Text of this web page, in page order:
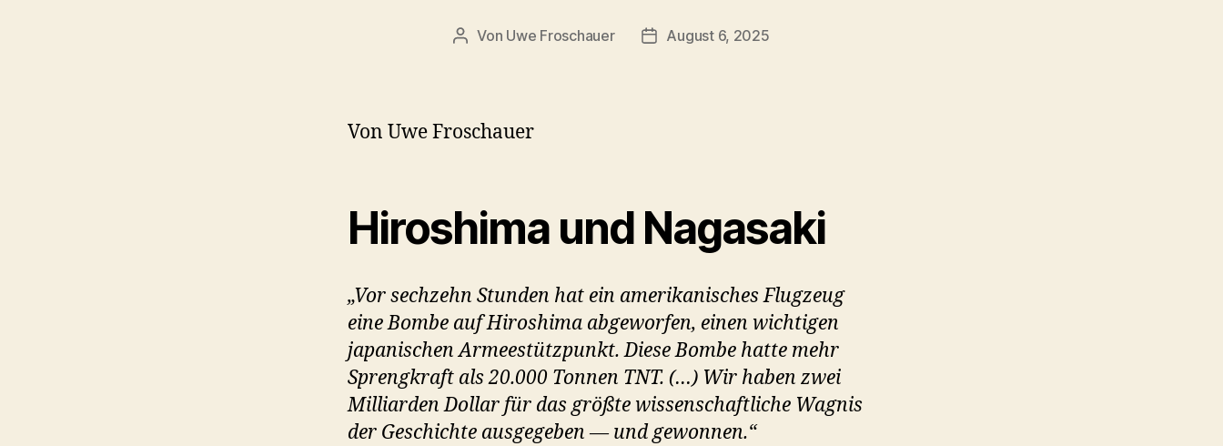
Beitragsautor
Von Uwe Froschauer Beitragsdatum
August 6, 2025
Von Uwe Froschauer
Hiroshima und Nagasaki
„Vor sechzehn Stunden hat ein amerikanisches Flugzeug
eine Bombe auf Hiroshima abgeworfen, einen wichtigen
japanischen Armeestützpunkt. Diese Bombe hatte mehr
Sprengkraft als 20.000 Tonnen TNT. (…) Wir haben zwei
Milliarden Dollar für das größte wissenschaftliche Wagnis
der Geschichte ausgegeben — und gewonnen.“